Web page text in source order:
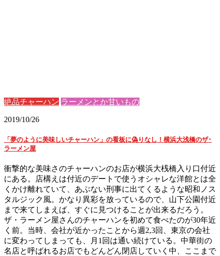
絶品チャーハン ラーメンとか甘いもの
2019/10/26
「夢のように美味しいチャーハン」の看板に偽りなし！横浜大浅橋のザ･
ラーメン屋
衝撃的な美味さのチャーハンのお店が横浜大桟橋入り口付近
にある。店構えは付近のデートで使うオシャレな洋館とは全
くかけ離れていて、あぶない刑事に出てくるような昭和ノス
タルジック風。かなり異彩を放っているので、山下公園付近
まで来てしまえば、すぐに見つけることが出来るだろう。
ザ・ラーメン屋さんのチャーハンを初めて食べたのが30年近
く前。当時、会社が近かったことから週2,3回、東京の会社
に変わってしまっても、月1回は通い続けている。中華街の
名店と呼ばれるお店でもどんどん閉店していく中、ここまで